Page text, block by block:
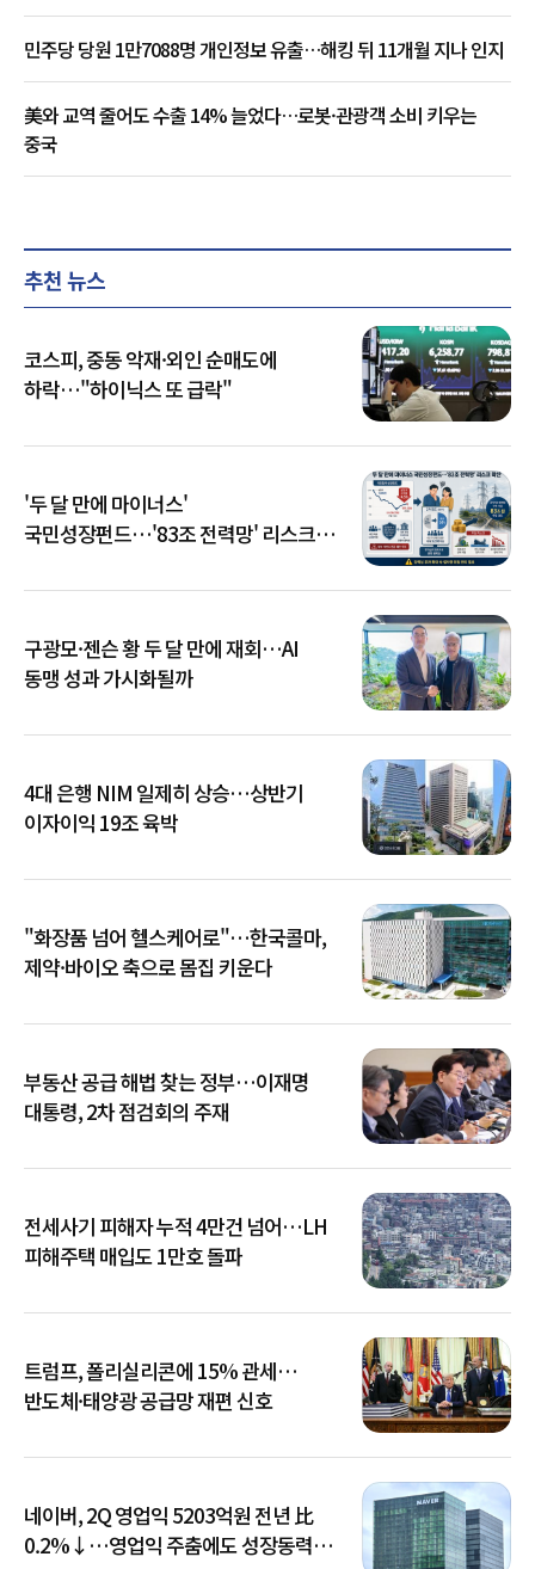
민주당 당원 1만7088명 개인정보 유출…해킹 뒤 11개월 지나 인지
美와 교역 줄어도 수출 14% 늘었다…로봇·관광객 소비 키우는
중국
추천 뉴스
코스피, 중동 악재·외인 순매도에
하락…"하이닉스 또 급락"
'두 달 만에 마이너스'
국민성장펀드…'83조 전력망' 리스크
구광모·젠슨 황 두 달 만에 재회…AI
동맹 성과 가시화될까
4대 은행 NIM 일제히 상승…상반기
이자이익 19조 육박
"화장품 넘어 헬스케어로"…한국콜마,
제약·바이오 축으로 몸집 키운다
부동산 공급 해법 찾는 정부…이재명
대통령, 2차 점검회의 주재
전세사기 피해자 누적 4만건 넘어…LH
피해주택 매입도 1만호 돌파
트럼프, 폴리실리콘에 15% 관세…
반도체·태양광 공급망 재편 신호
네이버, 2Q 영업익 5203억원 전년 比
0.2%↓…영업익 주춤에도 성장동력